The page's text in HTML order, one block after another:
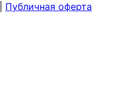
Публичная оферта